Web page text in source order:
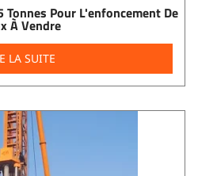
Pour L'enfoncement De
À Vendre
LA SUITE